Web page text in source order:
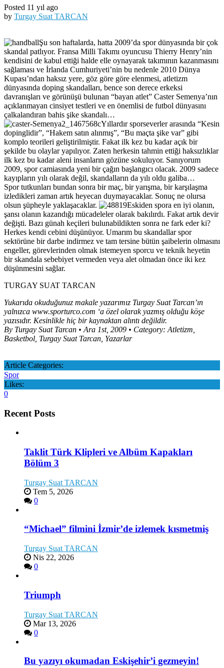
Posted 11 yıl ago
by Turgay Suat TARCAN
Şu son haftalarda, hatta 2009’da spor dünyasında bir çok
skandal patlıyor. Fransa Milli Takımı oyuncusu Thierry Henry’nin
kendisini de kabul ettiği halde elle oynayarak takımının kazanmasını
sağlaması ve İrlanda Cumhuriyeti’nin bu nedenle 2010 Dünya
Kupası’ndan haksız yere, göz göre göre elenmesi, atletizm
dünyasında doping skandalları, bence son derece erkeksi
davranışları ve görünüşü bulunan “bayan atlet” Caster Semenya’nın
açıklanmayan cinsiyet testleri ve en önemlisi de futbol dünyasını
çalkalandıran bahis şike skandalı…
Yıllardır sporseverler arasında “Kesin
dopinglidir”, “Hakem satın alınmış”, “Bu maçta şike var” gibi
komplo teorileri geliştirilmiştir. Fakat ilk kez bu kadar açık bir
şekilde bu olaylar yapılıyor. Zaten herkesin tahmin ettiği haksızlıklar
ilk kez bu kadar aleni insanların gözüne sokuluyor. Sanıyorum
2009, spor camiasında yeni bir çağın başlangıcı olacak. 2009 sadece
kayıpların yılı olarak değil, skandalların da yılı oldu galiba…
Spor tutkunları bundan sonra bir maç, bir yarışma, bir karşılaşma
izledikleri zaman artık heyecan duymayacaklar. Sonuç ne olursa
olsun şüpheyle yaklaşacaklar.
Eskiden spora en iyi olanın,
şansı olanın kazandığı mücadeleler olarak bakılırdı. Fakat artık devir
değişti. Bazı günah keçileri bulunabildikten sonra ne fark eder ki?
Herkes kendi cebini düşünüyor. Umarım bu skandallar spor
sektörüne bir darbe indirmez ve tam tersine bütün şaibelerin olmasını
engeller, görevlerinden olmak istemeyen sporcu ve teknik heyetin
bir skandala sebebiyet vermeden veya alet olmadan önce iki kez
düşünmesini sağlar.
TURGAY SUAT TARCAN
Yukarıda okuduğunuz makale yazarımız Turgay Suat Tarcan’ın
yalnızca www.sporturco.com ‘a özel olarak yazmış olduğu köşe
yazısıdır. Kesinlikle hiç bir kaynaktan alıntı değildir.
By Turgay Suat Tarcan • Ara 1st, 2009 • Category: Atletizm,
Basketbol, Turgay Suat Tarcan, Yazarlar
Article Categories:
Spor
Likes:
0
Recent Posts
Taklit Türk Klipleri ve Albüm Kapakları
Bölüm 3
Turgay Suat TARCAN
Tem 5, 2026
0
“Michael” filmini İzmir’de izlemek kısmetmiş
Turgay Suat TARCAN
Nis 22, 2026
0
Triumph
Turgay Suat TARCAN
Mar 13, 2026
0
Bu yazıyı okumadan Eskişehir’i gezmeyin!